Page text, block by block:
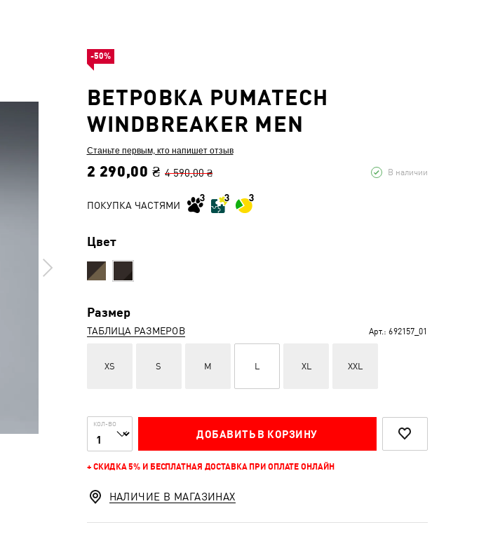
ВЕТРОВКА PUMATECH
WINDBREAKER MEN
Станьте первым, кто напишет отзыв
2 290,00 ₴ 4 590,00 ₴ В наличии
ПОКУПКА ЧАСТЯМИ
Цвет
Размер
ТАБЛИЦА РАЗМЕРОВ Арт.: 692157_01
XS S M L XL XXL
КОЛ-ВО
ДОБАВИТЬ В КОРЗИНУ
+ СКИДКА 5% И БЕСПЛАТНАЯ ДОСТАВКА ПРИ ОПЛАТЕ ОНЛАЙН
-50%
НАЛИЧИЕ В МАГАЗИНАХ